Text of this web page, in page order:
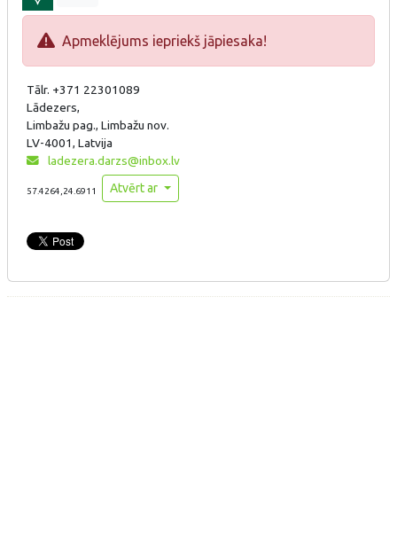
Apmeklējums iepriekš jāpiesaka!
Tālr. +371 22301089
Lādezers,
Limbažu pag., Limbažu nov.
LV-4001, Latvija
ladezera.darzs@inbox.lv
57.4264,24.6911 Atvērt ar